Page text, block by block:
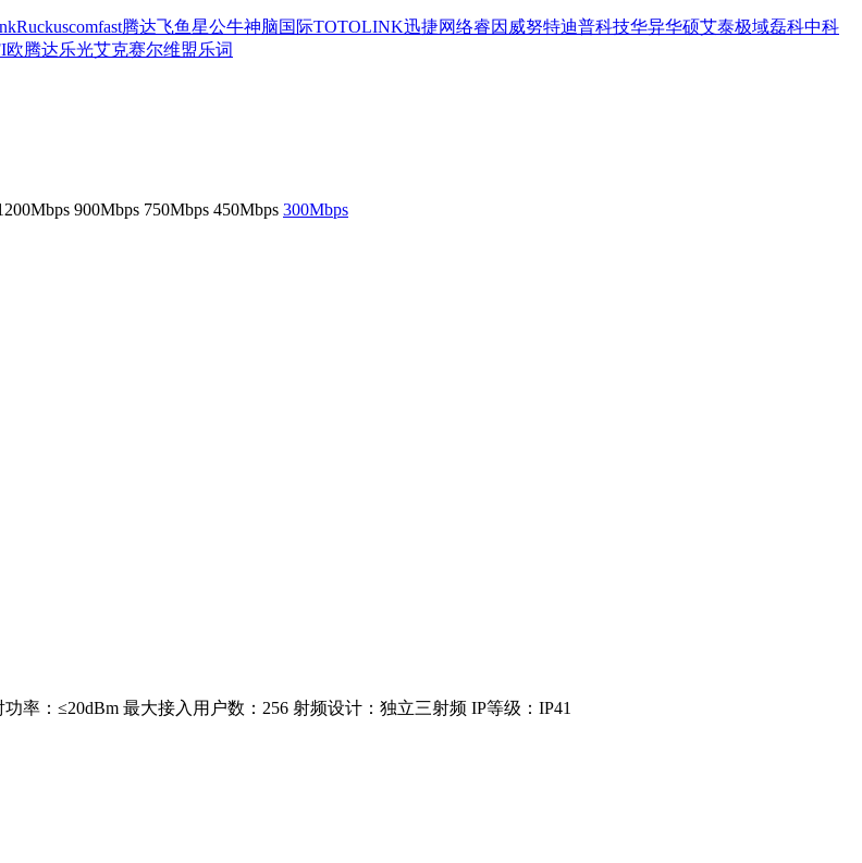
Ruckuscomfast腾达飞鱼星公牛神脑国际TOTOLINK迅捷网络睿因 威努特迪普科技华异华硕艾泰极域磊科中科
欧腾达乐光艾克赛尔维盟乐词
900Mbps 750Mbps 450Mbps 300Mbps
率：≤20dBm 最大接入用户数：256 射频设计：独立三射频 IP等级：IP41